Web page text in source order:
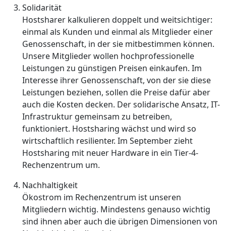
Solidarität
Hostsharer kalkulieren doppelt und weitsichtiger:
einmal als Kunden und einmal als Mitglieder einer
Genossenschaft, in der sie mitbestimmen können.
Unsere Mitglieder wollen hochprofessionelle
Leistungen zu günstigen Preisen einkaufen. Im
Interesse ihrer Genossenschaft, von der sie diese
Leistungen beziehen, sollen die Preise dafür aber
auch die Kosten decken. Der solidarische Ansatz, IT-
Infrastruktur gemeinsam zu betreiben,
funktioniert. Hostsharing wächst und wird so
wirtschaftlich resilienter. Im September zieht
Hostsharing mit neuer Hardware in ein Tier-4-
Rechenzentrum um.
Nachhaltigkeit
Ökostrom im Rechenzentrum ist unseren
Mitgliedern wichtig. Mindestens genauso wichtig
sind ihnen aber auch die übrigen Dimensionen von